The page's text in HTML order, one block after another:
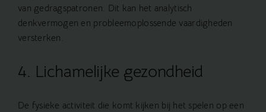
van gedragspatronen. Dit kan het analytisch
denkvermogen en probleemoplossende vaardigheden
versterken.
4. Lichamelijke gezondheid
De fysieke activiteit die komt kijken bij het spelen op een